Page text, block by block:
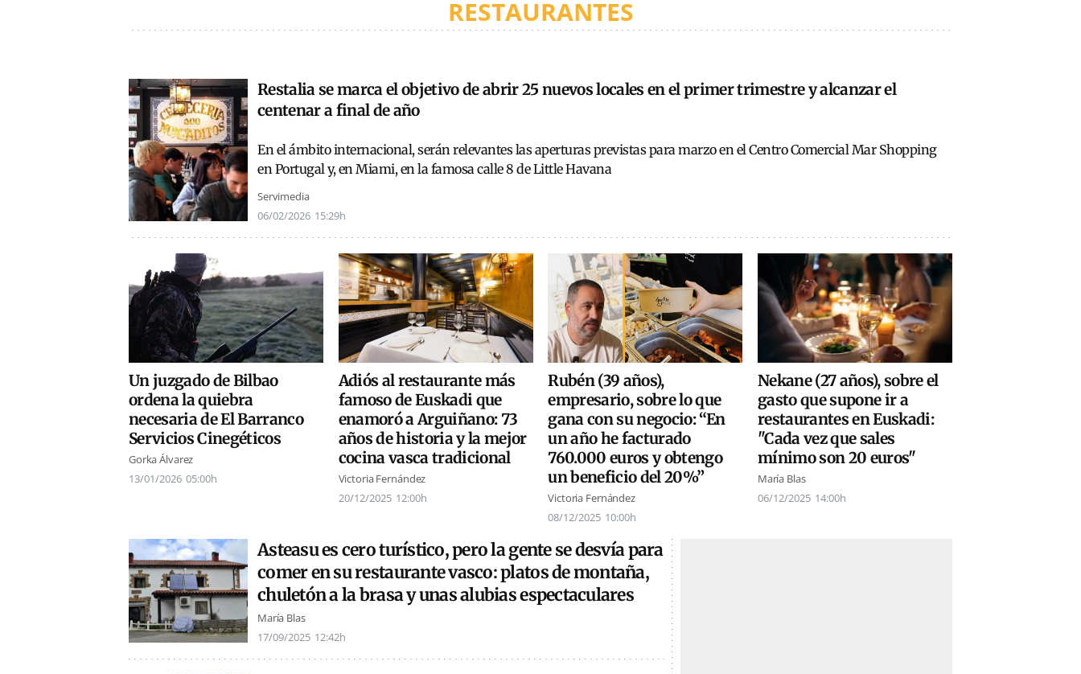
RESTAURANTES
Restalia se marca el objetivo de abrir 25 nuevos locales en el primer trimestre y alcanzar el
centenar a final de año
En el ámbito internacional, serán relevantes las aperturas previstas para marzo en el Centro Comercial Mar Shopping
en Portugal y, en Miami, en la famosa calle 8 de Little Havana
Servimedia
06/02/2026 15:29h
Un juzgado de Bilbao
ordena la quiebra
necesaria de El Barranco
Servicios Cinegéticos
Gorka Álvarez
13/01/2026 05:00h
Adiós al restaurante más
famoso de Euskadi que
enamoró a Arguiñano: 73
años de historia y la mejor
cocina vasca tradicional
Victoria Fernández
20/12/2025 12:00h
Rubén (39 años),
empresario, sobre lo que
gana con su negocio: “En
un año he facturado
760.000 euros y obtengo
un beneficio del 20%”
Victoria Fernández
08/12/2025 10:00h
Nekane (27 años), sobre el
gasto que supone ir a
restaurantes en Euskadi:
"Cada vez que sales
mínimo son 20 euros"
María Blas
06/12/2025 14:00h
Asteasu es cero turístico, pero la gente se desvía para
comer en su restaurante vasco: platos de montaña,
chuletón a la brasa y unas alubias espectaculares
María Blas
17/09/2025 12:42h